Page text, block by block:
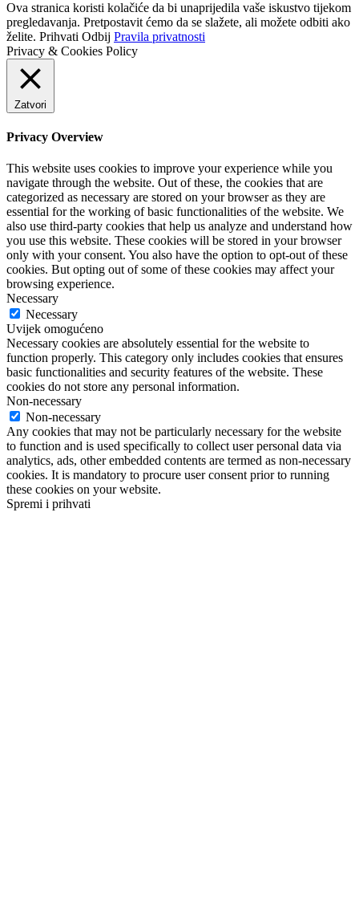
Ova stranica koristi kolačiće da bi unaprijedila vaše iskustvo tijekom
pregledavanja. Pretpostavit ćemo da se slažete, ali možete odbiti ako
želite. Prihvati Odbij Pravila privatnosti
Privacy & Cookies Policy
Zatvori
Privacy Overview
This website uses cookies to improve your experience while you
navigate through the website. Out of these, the cookies that are
categorized as necessary are stored on your browser as they are
essential for the working of basic functionalities of the website. We
also use third-party cookies that help us analyze and understand how
you use this website. These cookies will be stored in your browser
only with your consent. You also have the option to opt-out of these
cookies. But opting out of some of these cookies may affect your
browsing experience.
Necessary
Necessary
Uvijek omogućeno
Necessary cookies are absolutely essential for the website to
function properly. This category only includes cookies that ensures
basic functionalities and security features of the website. These
cookies do not store any personal information.
Non-necessary
Non-necessary
Any cookies that may not be particularly necessary for the website
to function and is used specifically to collect user personal data via
analytics, ads, other embedded contents are termed as non-necessary
cookies. It is mandatory to procure user consent prior to running
these cookies on your website.
Spremi i prihvati